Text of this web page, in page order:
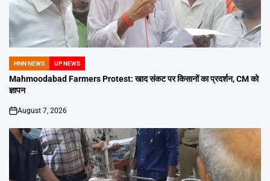
POSTED
IN
HNN NEWS UP NEWS
Mahmoodabad Farmers Protest: खाद संकट पर किसानों का प्रदर्शन, CM को
ज्ञापन
on
August 7, 2026